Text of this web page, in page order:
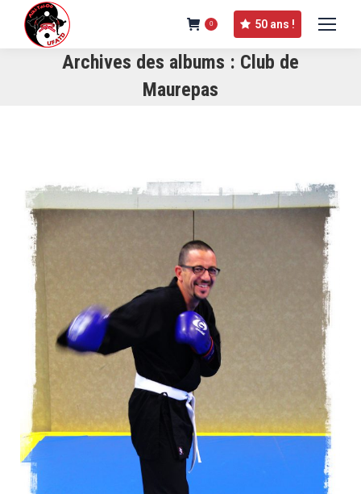
0 50 ans !
Archives des albums : Club de
Maurepas